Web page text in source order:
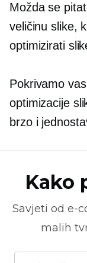
Možda se
veličinu slike,
optimizirati
Pokrivamo
optimizacije
brzo i
Kako
Savjeti od e-
malih